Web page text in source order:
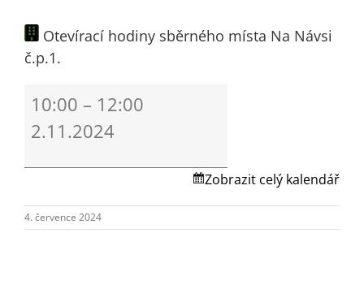
Aktuality
Otevírací hodiny sběrného místa Na Návsi
č.p.1.
hodiny
sběrného
Na
č.p.1.
10:00 – 12:00
2.11.2024
Zobrazit celý kalendář
4. července 2024